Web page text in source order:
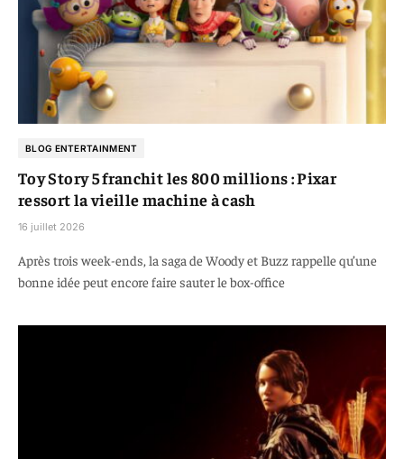
BLOG ENTERTAINMENT
Toy Story 5 franchit les 800 millions : Pixar
ressort la vieille machine à cash
16 juillet 2026
Après trois week-ends, la saga de Woody et Buzz rappelle qu’une
bonne idée peut encore faire sauter le box-office